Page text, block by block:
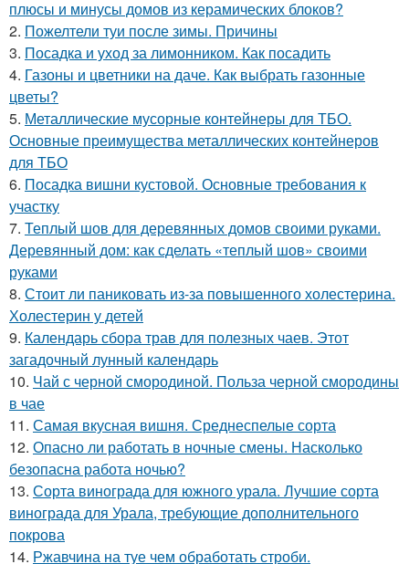
плюсы и минусы домов из керамических блоков?
2. Пожелтели туи после зимы. Причины
3. Посадка и уход за лимонником. Как посадить
4. Газоны и цветники на даче. Как выбрать газонные
цветы?
5. Металлические мусорные контейнеры для ТБО.
Основные преимущества металлических контейнеров
для ТБО
6. Посадка вишни кустовой. Основные требования к
участку
7. Теплый шов для деревянных домов своими руками.
Деревянный дом: как сделать «теплый шов» своими
руками
8. Стоит ли паниковать из-за повышенного холестерина.
Холестерин у детей
9. Календарь сбора трав для полезных чаев. Этот
загадочный лунный календарь
10. Чай с черной смородиной. Польза черной смородины
в чае
11. Самая вкусная вишня. Среднеспелые сорта
12. Опасно ли работать в ночные смены. Насколько
безопасна работа ночью?
13. Сорта винограда для южного урала. Лучшие сорта
винограда для Урала, требующие дополнительного
покрова
14. Ржавчина на туе чем обработать строби.